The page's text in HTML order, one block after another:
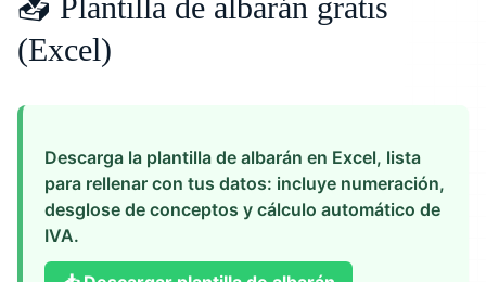
(Excel)
Descarga la plantilla de albarán en Excel, lista
para rellenar con tus datos: incluye numeración,
desglose de conceptos y cálculo automático de
IVA.